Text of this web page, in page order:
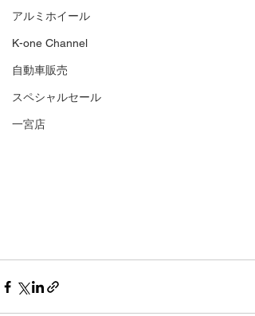
アルミホイール
K-one Channel
自動車販売
スペシャルセール
一宮店